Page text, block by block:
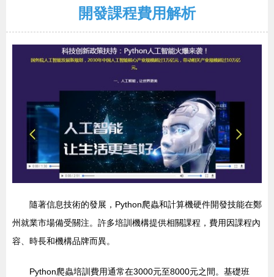
開發課程費用解析
隨著信息技術的發展，Python爬蟲和計算機硬件開發技能在鄭
州就業市場備受關注。許多培訓機構提供相關課程，費用因課程內
容、時長和機構品牌而異。
Python爬蟲培訓費用通常在3000元至8000元之間。基礎班